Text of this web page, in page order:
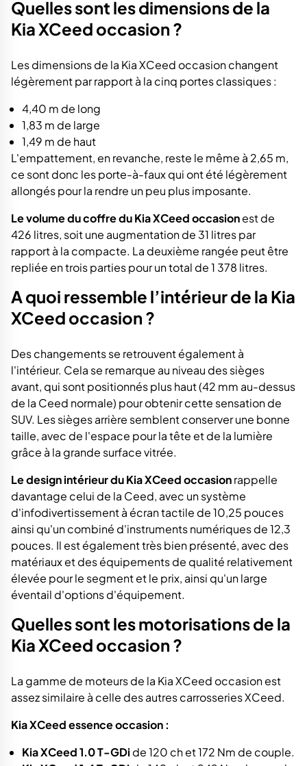
Quelles sont les dimensions de la
Kia XCeed occasion ?
Les dimensions de la Kia XCeed occasion changent
légèrement par rapport à la cinq portes classiques :
4,40 m de long
1,83 m de large
1,49 m de haut
L'empattement, en revanche, reste le même à 2,65 m,
ce sont donc les porte-à-faux qui ont été légèrement
allongés pour la rendre un peu plus imposante.
Le volume du coffre du Kia XCeed occasionest de
426 litres, soit une augmentation de 31 litres par
rapport à la compacte. La deuxième rangée peut être
repliée en trois parties pour un total de 1 378 litres.
A quoi ressemble l’intérieur de la Kia
XCeed occasion ?
Des changements se retrouvent également à
l'intérieur. Cela se remarque au niveau des sièges
avant, qui sont positionnés plus haut (42 mm au-dessus
de la Ceed normale) pour obtenir cette sensation de
SUV. Les sièges arrière semblent conserver une bonne
taille, avec de l'espace pour la tête et de la lumière
grâce à la grande surface vitrée.
Le design intérieur du Kia XCeed occasionrappelle
davantage celui de la Ceed, avec un système
d'infodivertissement à écran tactile de 10,25 pouces
ainsi qu'un combiné d'instruments numériques de 12,3
pouces. Il est également très bien présenté, avec des
matériaux et des équipements de qualité relativement
élevée pour le segment et le prix, ainsi qu'un large
éventail d'options d'équipement.
Quelles sont les motorisations de la
Kia XCeed occasion ?
La gamme de moteurs de la Kia XCeed occasion est
assez similaire à celle des autres carrosseries XCeed.
Kia XCeed essence occasion :
Kia XCeed 1.0 T-GDi de 120 ch et 172 Nm de couple.